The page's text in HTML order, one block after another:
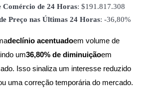
USDC como garantia
Comércio de 24 Horas: $191.817.308
Preço nas Últimas 24 Horas: -36,80%
declínio acentuadoem volume de
um36,80% de diminuiçãoem
Isso sinaliza um interesse reduzido
uma correção temporária do mercado.